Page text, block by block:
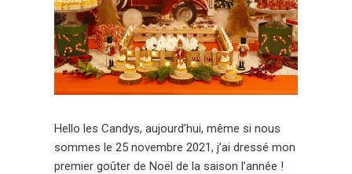
Hello les Candys, aujourd’hui, même si nous
sommes le 25 novembre 2021, j’ai dressé mon
premier goûter de Noël de la saison l’année !